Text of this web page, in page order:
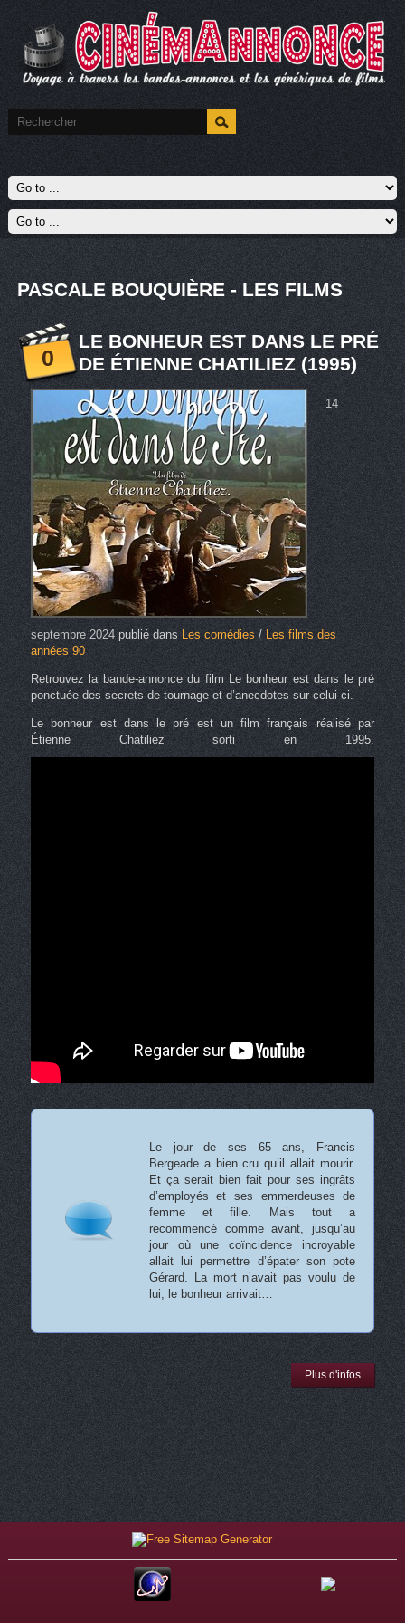
PASCALE BOUQUIÈRE - LES FILMS
0
LE BONHEUR EST DANS LE PRÉ
DE ÉTIENNE CHATILIEZ (1995)
14
septembre 2024publié dansLes comédies / Les films des
années 90
Retrouvez la bande-annonce du film Le bonheur est dans le pré
ponctuée des secrets de tournage et d’anecdotes sur celui-ci.
Le bonheur est dans le pré est un film français réalisé par
Étienne Chatiliez sorti en 1995.
Le jour de ses 65 ans, Francis
Bergeade a bien cru qu’il allait mourir.
Et ça serait bien fait pour ses ingrâts
d’employés et ses emmerdeuses de
femme et fille. Mais tout a
recommencé comme avant, jusqu’au
jour où une coïncidence incroyable
allait lui permettre d’épater son pote
Gérard. La mort n’avait pas voulu de
lui, le bonheur arrivait…
Plus d'infos